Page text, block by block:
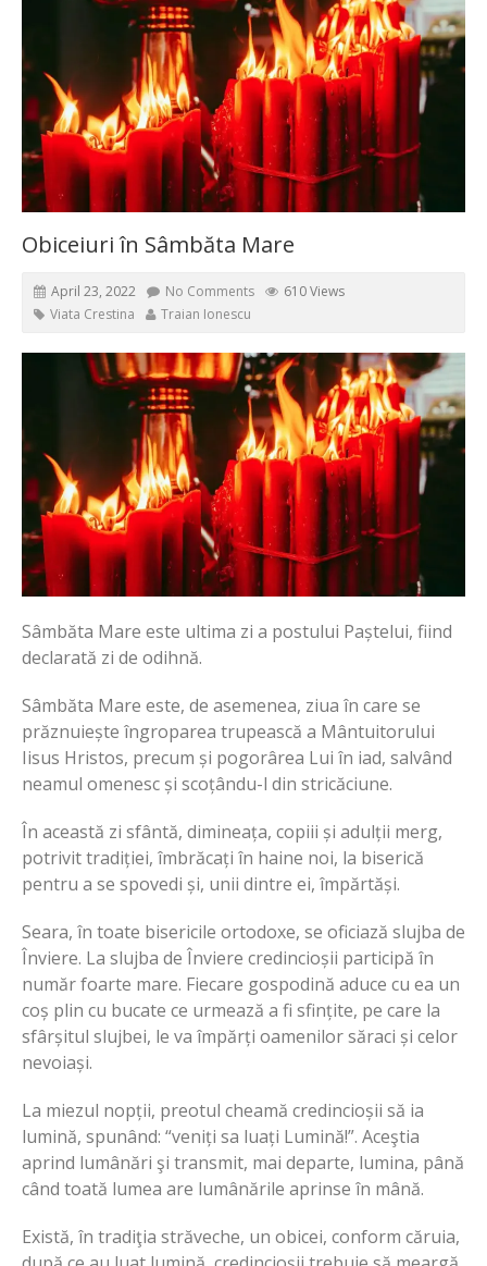
Obiceiuri în Sâmbăta Mare
April 23, 2022 No Comments
610 Views
Viata Crestina
Traian Ionescu
Sâmbăta Mare este ultima zi a postului Paștelui, fiind
declarată zi de odihnă.
Sâmbăta Mare este, de asemenea, ziua în care se
prăznuiește îngroparea trupească a Mântuitorului
Iisus Hristos, precum și pogorârea Lui în iad, salvând
neamul omenesc și scoțându-l din stricăciune.
În această zi sfântă, dimineața, copiii și adulții merg,
potrivit tradiției, îmbrăcați în haine noi, la biserică
pentru a se spovedi și, unii dintre ei, împărtăși.
Seara, în toate bisericile ortodoxe, se oficiază slujba de
Înviere. La slujba de Înviere credincioșii participă în
număr foarte mare. Fiecare gospodină aduce cu ea un
coș plin cu bucate ce urmează a fi sfințite, pe care la
sfârșitul slujbei, le va împărți oamenilor săraci și celor
nevoiași.
La miezul nopții, preotul cheamă credincioșii să ia
lumină, spunând: “veniți sa luați Lumină!”. Aceştia
aprind lumânări şi transmit, mai departe, lumina, până
când toată lumea are lumânările aprinse în mână.
Există, în tradiţia străveche, un obicei, conform căruia,